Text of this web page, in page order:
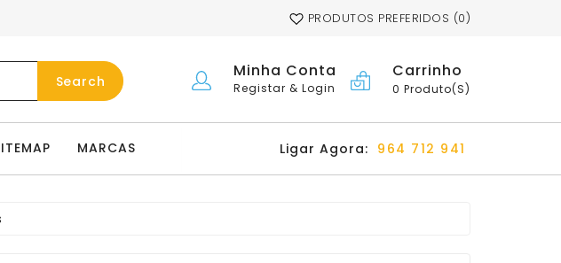
PRODUTOS PREFERIDOS (0)
Search
Minha Conta
Registar & Login
Carrinho
0 Produto(s)
MARCAS Ligar Agora: 964 712 941